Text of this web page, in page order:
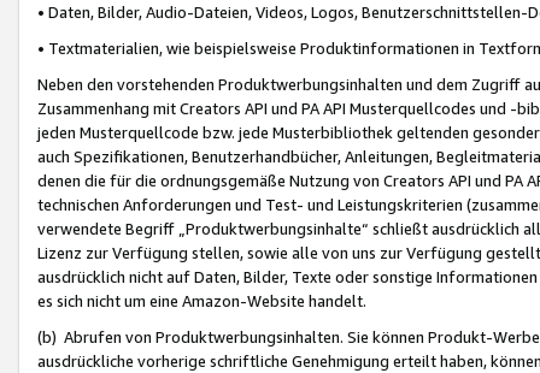
• Daten, Bilder, Audio-Dateien, Videos, Logos, Benutzerschnittstellen-
• Textmaterialien, wie beispielsweise Produktinformationen in
Neben den vorstehenden Produktwerbungsinhalten und dem Zugriff
Zusammenhang mit Creators API und PA API Musterquellcodes und
jeden Musterquellcode bzw. jede Musterbibliothek geltenden
auch Spezifikationen, Benutzerhandbücher, Anleitungen,
denen die für die ordnungsgemäße Nutzung von Creators API und PA
technischen Anforderungen und Test- und Leistungskriterien
verwendete Begriff „Produktwerbungsinhalte“ schließt ausdrücklich
Lizenz zur Verfügung stellen, sowie alle von uns zur Verfügung
ausdrücklich nicht auf Daten, Bilder, Texte oder sonstige
es sich nicht um eine Amazon-Website handelt.
(b) Abrufen von Produktwerbungsinhalten. Sie können Produkt-
ausdrückliche vorherige schriftliche Genehmigung erteilt haben,